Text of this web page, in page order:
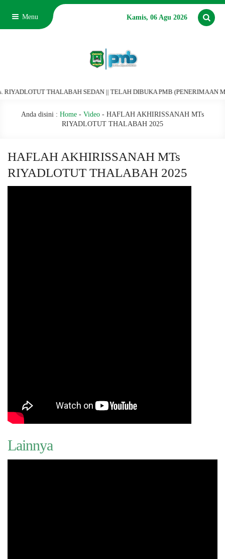
Menu Kamis, 06 Agu 2026
THALABAH SEDAN || TELAH DIBUKA PMB (PENERIMAAN
Anda disini : Home - Video - HAFLAH AKHIRISSANAH MTs
RIYADLOTUT THALABAH 2025
HAFLAH AKHIRISSANAH MTs
RIYADLOTUT THALABAH 2025
Lainnya